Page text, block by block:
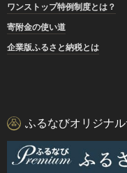
ワンストップ特例制度とは？
寄附金の使い道
企業版ふるさと納税とは
ふるなびオリジナ